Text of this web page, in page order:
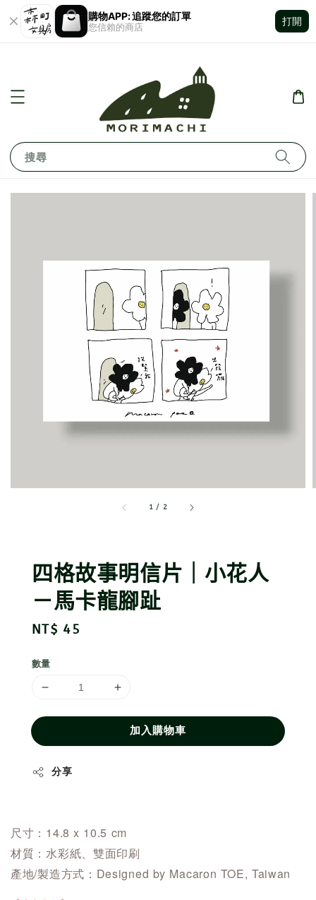
購物APP: 追蹤您的訂單
您信賴的商店
打開
搜尋
1 / 2
四格故事明信片｜小花人
－馬卡龍腳趾
Regular
NT$ 45
數量
加入購物車
分享
尺寸：14.8 x 10.5 cm
材質：水彩紙、雙面印刷
產地/製造方式： Designed by Macaron TOE, Taiwan